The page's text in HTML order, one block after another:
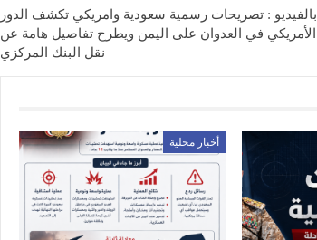
بالفيديو : تصريحات رسمية سعودية وامريكي تكشف الدور
الأمريكي في العدوان على اليمن ويطرح تفاصيل هامة عن
نقل البنك المركزي
أخبار محلية